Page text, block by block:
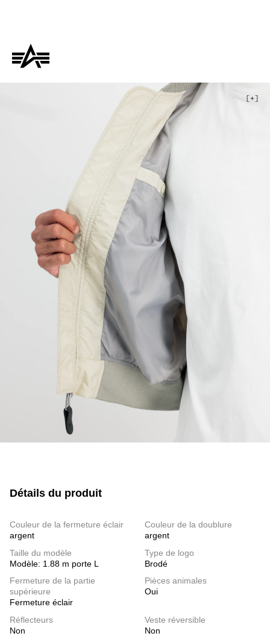
Détails du produit
Couleur de la fermeture éclair
argent
Couleur de la doublure
argent
Taille du modèle
Modèle: 1.88 m porte L
Type de logo
Brodé
Fermeture de la partie
supérieure
Fermeture éclair
Pièces animales
Oui
Réflecteurs
Non
Veste réversible
Non